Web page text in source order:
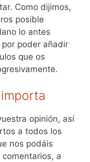
Como dijimos,
posible
lo antes
poder añadir
que os
opinión, así
a todos los
nos podáis
comentarios, a